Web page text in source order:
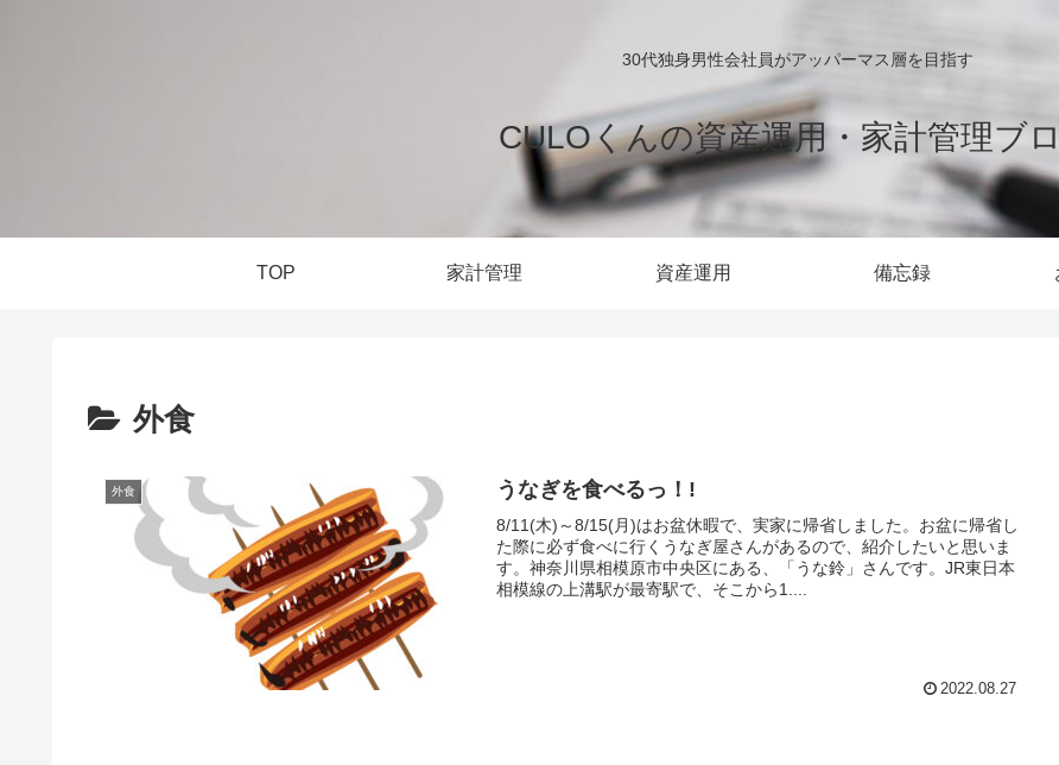
30代独身男性会社員がアッパーマス層を目指す
CULOくんの資産運用・家計管理ブ
TOP 家計管理 資産運用 備忘録
外食
外食 うなぎを食べるっ！!
8/11(木)～8/15(月)はお盆休暇で、実家に帰省しました。お盆に帰省し
た際に必ず食べに行くうなぎ屋さんがあるので、紹介したいと思いま
す。神奈川県相模原市中央区にある、「うな鈴」さんです。JR東日本
相模線の上溝駅が最寄駅で、そこから1....
2022.08.27